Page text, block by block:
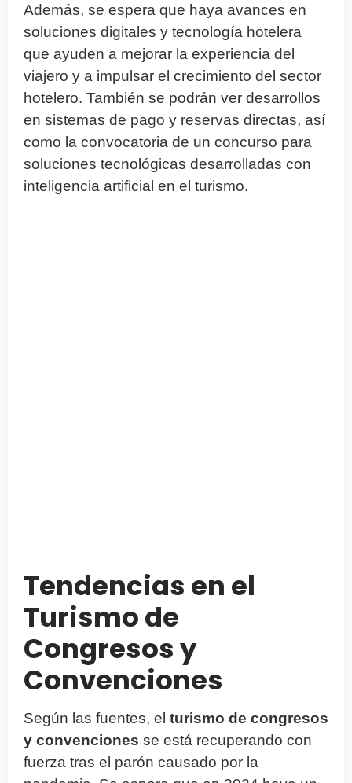
Además, se espera que haya avances en
soluciones digitales y tecnología hotelera
que ayuden a mejorar la experiencia del
viajero y a impulsar el crecimiento del sector
hotelero. También se podrán ver desarrollos
en sistemas de pago y reservas directas, así
como la convocatoria de un concurso para
soluciones tecnológicas desarrolladas con
inteligencia artificial en el turismo.
Tendencias en el
Turismo de
Congresos y
Convenciones
Según las fuentes, el turismo de congresos
y convenciones se está recuperando con
fuerza tras el parón causado por la